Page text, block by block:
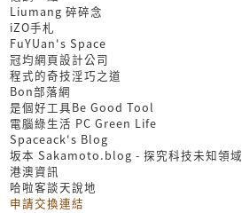
Liumang 碎碎念
iZO手札
FuYUan's Space
冠均網頁設計公司
程式的奇技淫巧之道
Bon部落網
是個好工具Be Good Tool
電腦綠生活 PC Green Life
Spaceack's Blog
坂本 Sakamoto.blog - 探究科技未知領域
港澳資訊
哈啦客談天說地
申請交換連結